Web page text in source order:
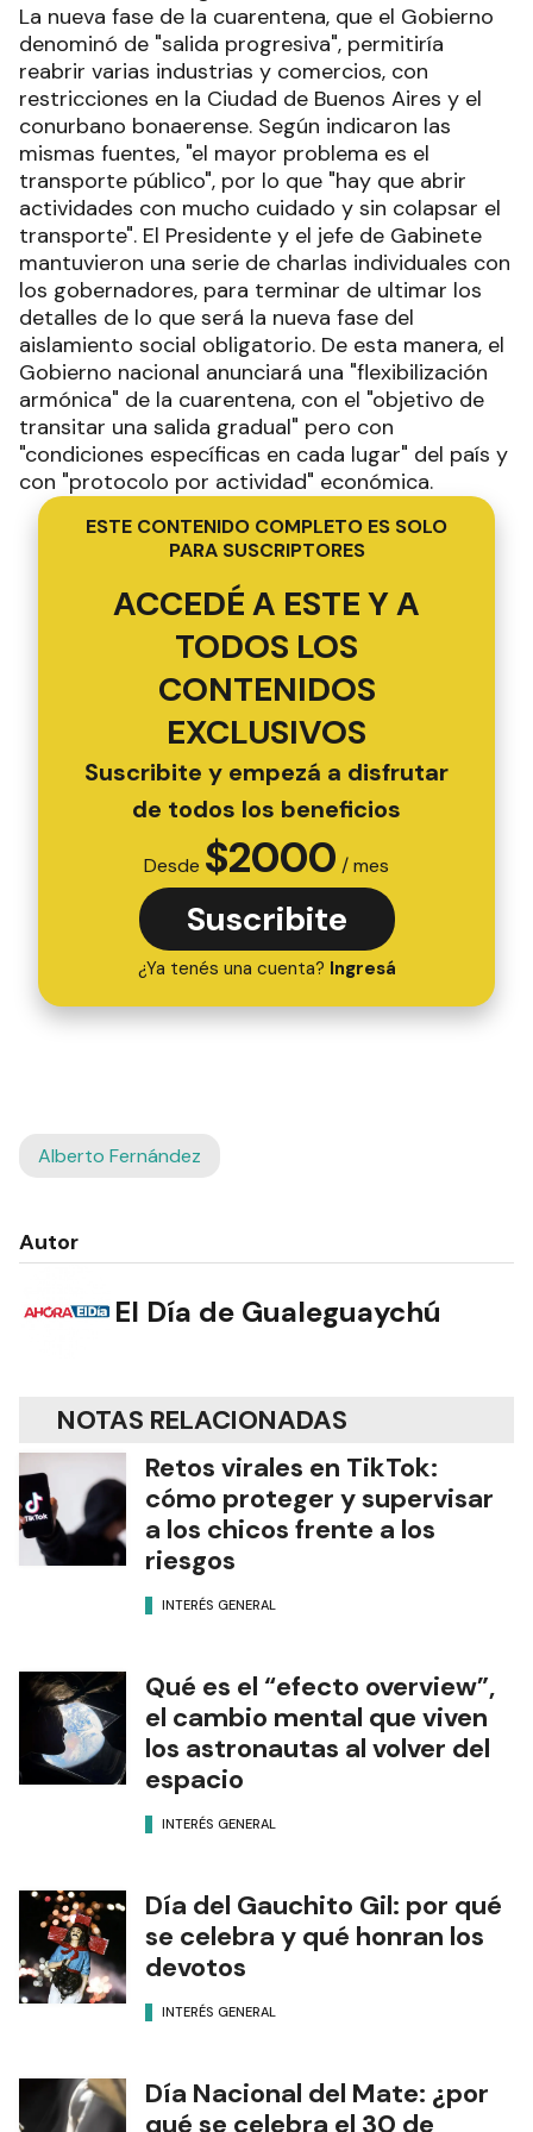
La nueva fase de la cuarentena, que el Gobierno
denominó de "salida progresiva", permitiría
reabrir varias industrias y comercios, con
restricciones en la Ciudad de Buenos Aires y el
conurbano bonaerense. Según indicaron las
mismas fuentes, "el mayor problema es el
transporte público", por lo que "hay que abrir
actividades con mucho cuidado y sin colapsar el
transporte". El Presidente y el jefe de Gabinete
mantuvieron una serie de charlas individuales con
los gobernadores, para terminar de ultimar los
detalles de lo que será la nueva fase del
aislamiento social obligatorio. De esta manera, el
Gobierno nacional anunciará una "flexibilización
armónica" de la cuarentena, con el "objetivo de
transitar una salida gradual" pero con
"condiciones específicas en cada lugar" del país y
con "protocolo por actividad" económica.
ESTE CONTENIDO COMPLETO ES SOLO
PARA SUSCRIPTORES
ACCEDÉ A ESTE Y A
TODOS LOS
CONTENIDOS
EXCLUSIVOS
Suscribite y empezá a disfrutar
de todos los beneficios
Desde $2000 / mes
Suscribite
¿Ya tenés una cuenta? Ingresá
Alberto Fernández
Autor
El Día de Gualeguaychú
NOTAS RELACIONADAS
Retos virales en TikTok:
cómo proteger y supervisar
a los chicos frente a los
riesgos
INTERÉS GENERAL
Qué es el “efecto overview”,
el cambio mental que viven
los astronautas al volver del
espacio
INTERÉS GENERAL
Día del Gauchito Gil: por qué
se celebra y qué honran los
devotos
INTERÉS GENERAL
Día Nacional del Mate: ¿por
qué se celebra el 30 de